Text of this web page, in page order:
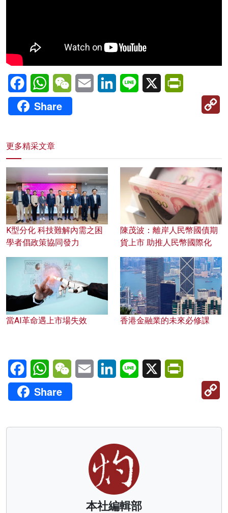
FacebookWhatsAppWeChatEmail LinkedInLine X
Share
更多精采文章
K型分化 科技難解內需之困
學者倡政策協同發力
陳茂波：離岸人民幣國債期
貨上市 助推人民幣國際化
當AI革命遇上市場失效 香港金融業的未來必修課
FacebookWhatsAppWeChatEmail LinkedInLine X
Share
本社編輯部